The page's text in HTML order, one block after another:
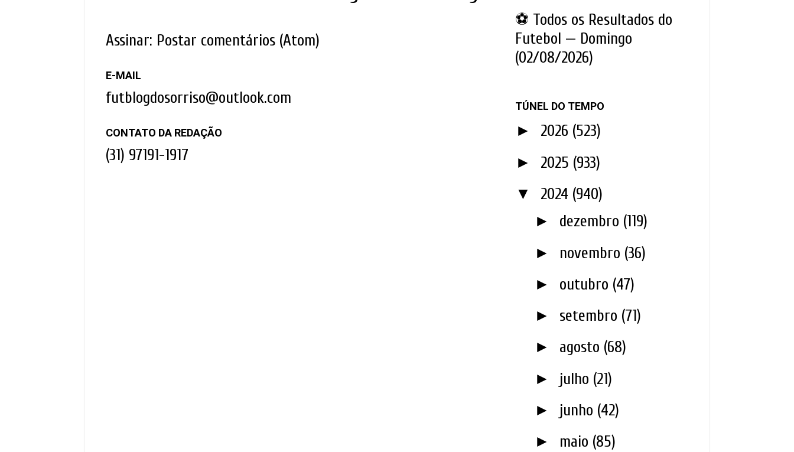
Assinar: Postar comentários (Atom)
E-MAIL
futblogdosorriso@outlook.com
CONTATO DA REDAÇÃO
(31) 97191-1917
⚽ Todos os Resultados do
Futebol — Domingo
(02/08/2026)
TÚNEL DO TEMPO
► 2026 (523)
► 2025 (933)
▼ 2024 (940)
► dezembro (119)
► novembro (36)
► outubro (47)
► setembro (71)
► agosto (68)
► julho (21)
► junho (42)
► maio (85)